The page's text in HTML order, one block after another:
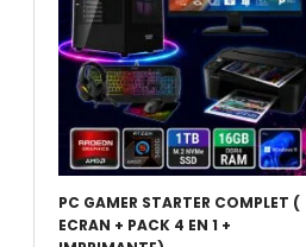
PC GAMER STARTER COMPLET (
ECRAN + PACK 4 EN 1 +